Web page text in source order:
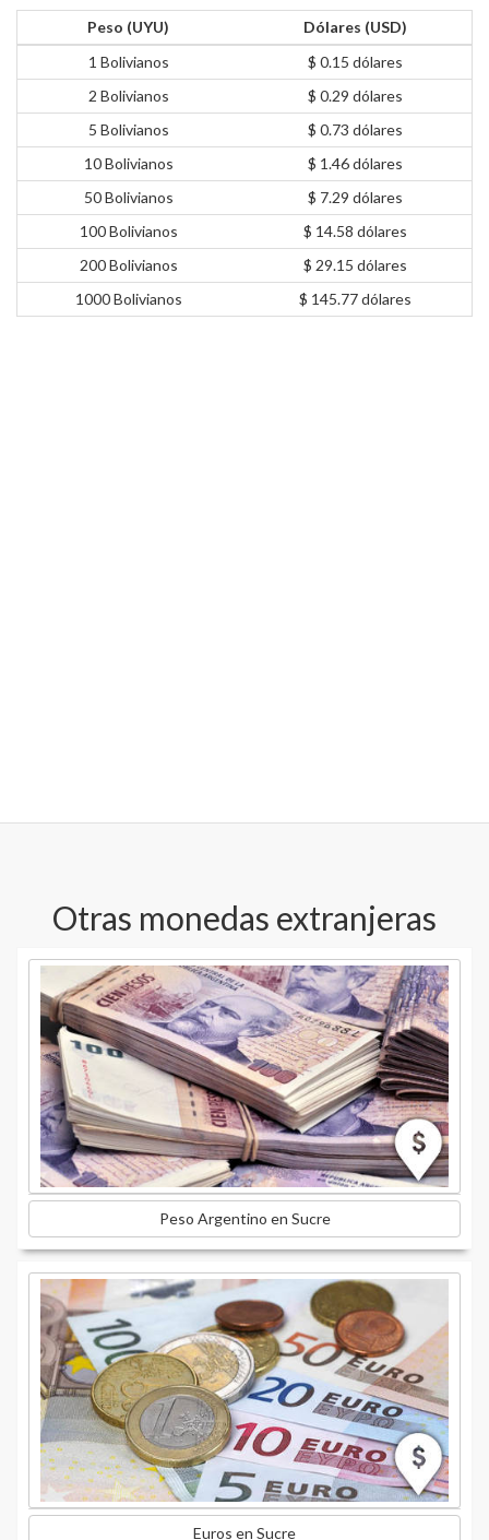
Peso (UYU)
Dólares (USD)
1 Bolivianos
$ 0.15 dólares
2 Bolivianos
$ 0.29 dólares
5 Bolivianos
$ 0.73 dólares
10 Bolivianos
$ 1.46 dólares
50 Bolivianos
$ 7.29 dólares
100 Bolivianos
$ 14.58 dólares
200 Bolivianos
$ 29.15 dólares
1000 Bolivianos
$ 145.77 dólares
Otras monedas extranjeras
Peso Argentino en Sucre
Euros en Sucre